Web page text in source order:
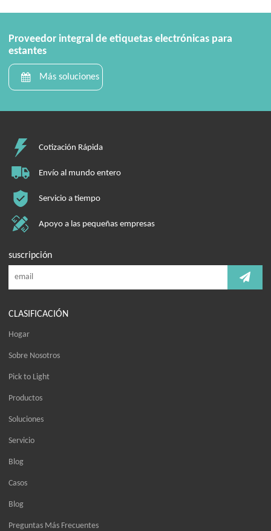
Proveedor integral de etiquetas electrónicas para
estantes
Más soluciones
Cotización Rápida
Envío al mundo entero
Servicio a tiempo
Apoyo a las pequeñas empresas
suscripción
CLASIFICACIÓN
Hogar
Sobre Nosotros
Pick to Light
Productos
Soluciones
Servicio
Blog
Casos
Blog
Preguntas Más Frecuentes